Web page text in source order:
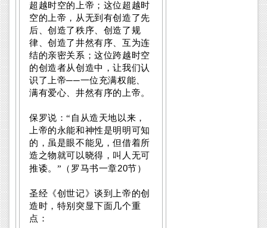
超越时空的上帝；这位超越时
空的上帝，从无到有创造了先
后、创造了秩序、创造了规
律、创造了井然有序、互为连
结的亲密关系；这位跨越时空
的创造者从创造中，让我们认
识了上帝──一位充满权能、
满有爱心、井然有序的上帝。
保罗说：“自从造天地以来，
上帝的永能和神性是明明可知
的，虽是眼不能见，但借着所
造之物就可以晓得，叫人无可
推诿。”（罗马书一章20节）
圣经《创世记》谈到上帝的创
造时，特别突显下面几个重
点：